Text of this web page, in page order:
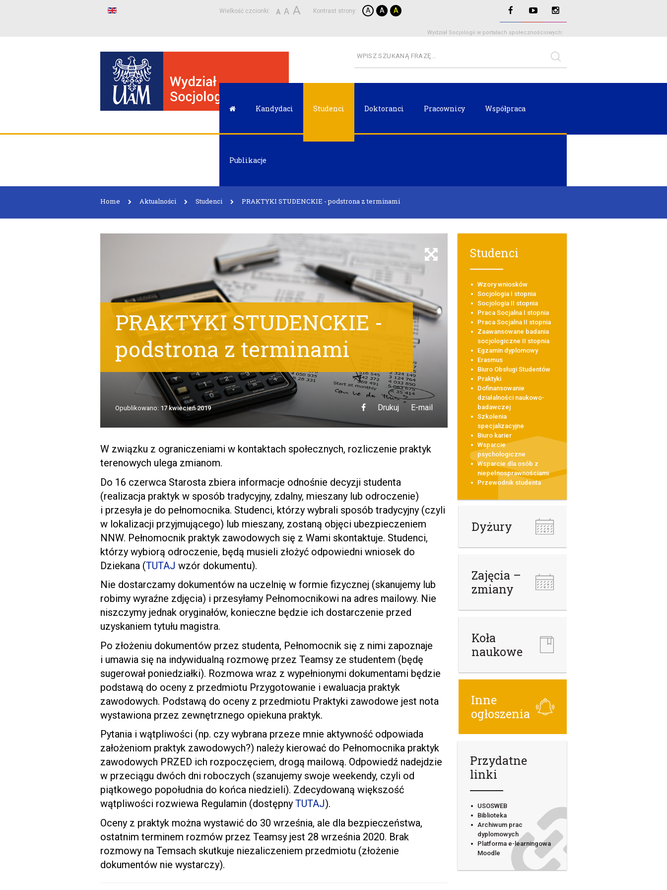
Wielkość czcionki: A A A Kontrast strony: A A A
Wydział Socjologii w portalach społecznościowych:
Kandydaci Studenci Doktoranci Pracownicy Współpraca
Publikacje
Home Aktualności Studenci PRAKTYKI STUDENCKIE - podstrona z terminami
PRAKTYKI STUDENCKIE -
podstrona z terminami
Drukuj E-mail
Opublikowano: 17 kwiecień 2019
W związku z ograniczeniami w kontaktach społecznych, rozliczenie praktyk
terenowych ulega zmianom.
Do 16 czerwca Starosta zbiera informacje odnośnie decyzji studenta
(realizacja praktyk w sposób tradycyjny, zdalny, mieszany lub odroczenie)
i przesyła je do pełnomocnika. Studenci, którzy wybrali sposób tradycyjny (czyli
w lokalizacji przyjmującego) lub mieszany, zostaną objęci ubezpieczeniem
NNW. Pełnomocnik praktyk zawodowych się z Wami skontaktuje. Studenci,
którzy wybiorą odroczenie, będą musieli złożyć odpowiedni wniosek do
Dziekana (TUTAJ wzór dokumentu).
Nie dostarczamy dokumentów na uczelnię w formie fizycznej (skanujemy lub
robimy wyraźne zdjęcia) i przesyłamy Pełnomocnikowi na adres mailowy. Nie
niszczymy jednak oryginałów, konieczne będzie ich dostarczenie przed
uzyskaniem tytułu magistra.
Po złożeniu dokumentów przez studenta, Pełnomocnik się z nimi zapoznaje
i umawia się na indywidualną rozmowę przez Teamsy ze studentem (będę
sugerował poniedziałki). Rozmowa wraz z wypełnionymi dokumentami będzie
podstawą do oceny z przedmiotu Przygotowanie i ewaluacja praktyk
zawodowych. Podstawą do oceny z przedmiotu Praktyki zawodowe jest nota
wystawiona przez zewnętrznego opiekuna praktyk.
Pytania i wątpliwości (np. czy wybrana przeze mnie aktywność odpowiada
założeniom praktyk zawodowych?) należy kierować do Pełnomocnika praktyk
zawodowych PRZED ich rozpoczęciem, drogą mailową. Odpowiedź nadejdzie
w przeciągu dwóch dni roboczych (szanujemy swoje weekendy, czyli od
piątkowego popołudnia do końca niedzieli). Zdecydowaną większość
wątpliwości rozwiewa Regulamin (dostępny TUTAJ).
Oceny z praktyk można wystawić do 30 września, ale dla bezpieczeństwa,
ostatnim terminem rozmów przez Teamsy jest 28 września 2020. Brak
rozmowy na Temsach skutkuje niezaliczeniem przedmiotu (złożenie
dokumentów nie wystarczy).
Studenci
Wzory wniosków
Socjologia I stopnia
Socjologia II stopnia
Praca Socjalna I stopnia
Praca Socjalna II stopnia
Zaawansowane badania
socjologiczne II stopnia
Egzamin dyplomowy
Erasmus
Biuro Obsługi Studentów
Praktyki
Dofinansowanie
działalności naukowo-
badawczej
Szkolenia
specjalizacyjne
Biuro karier
Wsparcie
psychologiczne
Wsparcie dla osób z
niepełnosprawnościami
Przewodnik studenta
Dyżury
Zajęcia –
zmiany
Koła
naukowe
Inne
ogłoszenia
Przydatne
linki
USOSWEB
Biblioteka
Archiwum prac
dyplomowych
Platforma e-learningowa
Moodle